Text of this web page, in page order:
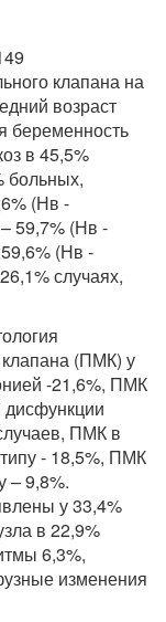
клапана на
возраст
беременность
в 45,5%
больных,
(Нв -
59,7% (Нв -
(Нв -
случаях,
(ПМК) у
-21,6%, ПМК
дисфункции
ПМК в
- 18,5%, ПМК
– 9,8%.
у 33,4%
в 22,9%
6,3%,
изменения